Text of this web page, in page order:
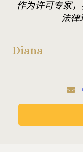
作为许可专家
法律
Diana